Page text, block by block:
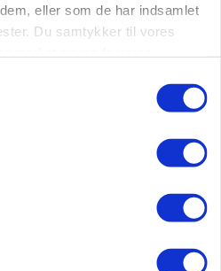
eller som de har indsamlet
Du samtykker til vores
gødskningslov: Sådan